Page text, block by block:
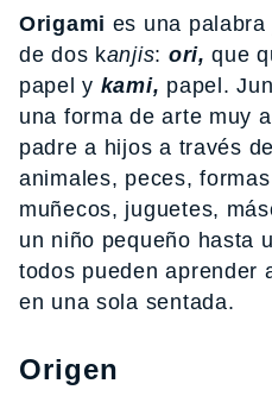
Origami es una
de dos kanjis: ori, que
papel y kami, papel.
una forma de arte muy
padre a hijos a través
animales, peces,
muñecos, juguetes,
un niño pequeño hasta
todos pueden aprender
en una sola sentada.
Origen